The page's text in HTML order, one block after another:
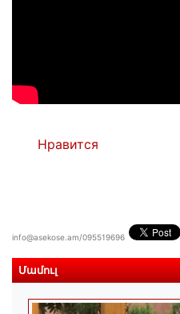
Нравится
info@asekose.am/095519696
Մամուլ